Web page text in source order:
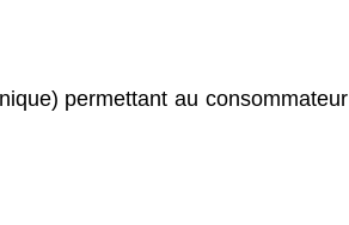
permettant au consommateur